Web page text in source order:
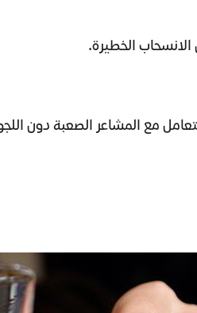
الخطيرة.
مع المشاعر الصعبة دون